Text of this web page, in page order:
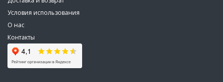
Условия использования
О нас
Контакты